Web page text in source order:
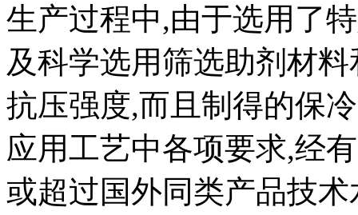
生产过程中,由于选用了
及科学选用筛选助剂材
抗压强度,而且制得的保
应用工艺中各项要求,经
或超过国外同类产品技术